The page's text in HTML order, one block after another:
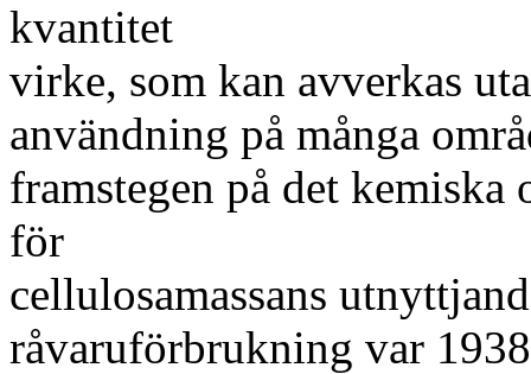
kvantitet
virke, som kan avverkas
användning på många
framstegen på det
för
cellulosamassans
råvaruförbrukning var